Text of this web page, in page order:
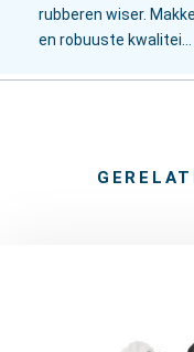
rubberen wiser.
en robuuste kwalitei…